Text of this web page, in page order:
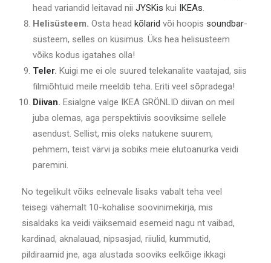
head variandid leitavad nii JYSKis kui IKEAs.
Helisüsteem. Osta head kõlarid või hoopis soundbar-
süsteem, selles on küsimus. Üks hea helisüsteem
võiks kodus igatahes olla!
Teler. Kuigi me ei ole suured telekanalite vaatajad, siis
filmiõhtuid meile meeldib teha. Eriti veel sõpradega!
Diivan. Esialgne valge IKEA GRÖNLID diivan on meil
juba olemas, aga perspektiivis sooviksime sellele
asendust. Sellist, mis oleks natukene suurem,
pehmem, teist värvi ja sobiks meie elutoanurka veidi
paremini.
No tegelikult võiks eelnevale lisaks vabalt teha veel
teisegi vähemalt 10-kohalise soovinimekirja, mis
sisaldaks ka veidi väiksemaid esemeid nagu nt vaibad,
kardinad, aknalauad, nipsasjad, riiulid, kummutid,
pildiraamid jne, aga alustada sooviks eelkõige ikkagi